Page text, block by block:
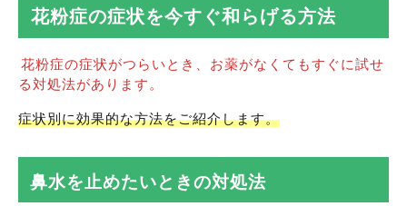
花粉症の症状を今すぐ和らげる方法
花粉症の症状がつらいとき、お薬がなくてもすぐに試せ
る対処法があります。
症状別に効果的な方法をご紹介します。
鼻水を止めたいときの対処法